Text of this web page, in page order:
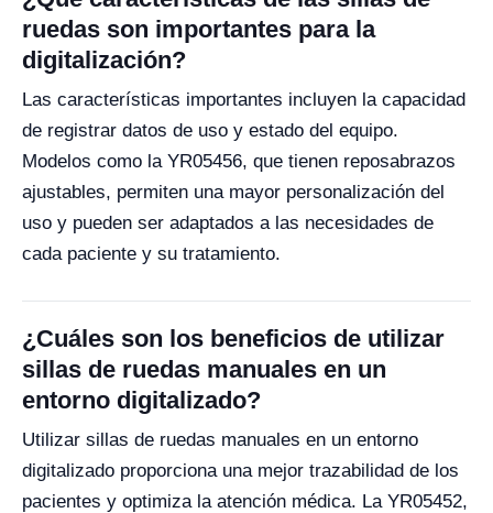
ruedas son importantes para la
digitalización?
Las características importantes incluyen la capacidad
de registrar datos de uso y estado del equipo.
Modelos como la YR05456, que tienen reposabrazos
ajustables, permiten una mayor personalización del
uso y pueden ser adaptados a las necesidades de
cada paciente y su tratamiento.
¿Cuáles son los beneficios de utilizar
sillas de ruedas manuales en un
entorno digitalizado?
Utilizar sillas de ruedas manuales en un entorno
digitalizado proporciona una mejor trazabilidad de los
pacientes y optimiza la atención médica. La YR05452,